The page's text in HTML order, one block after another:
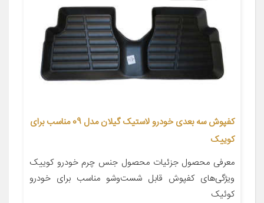
کفپوش سه بعدی خودرو لاستیک گیلان مدل 09 مناسب برای
کوییک
معرفی محصول جزئیات محصول جنس چرم خودرو کوییک
ویژگی‌های کفپوش قابل شست‌وشو مناسب برای خودرو
کوئیک